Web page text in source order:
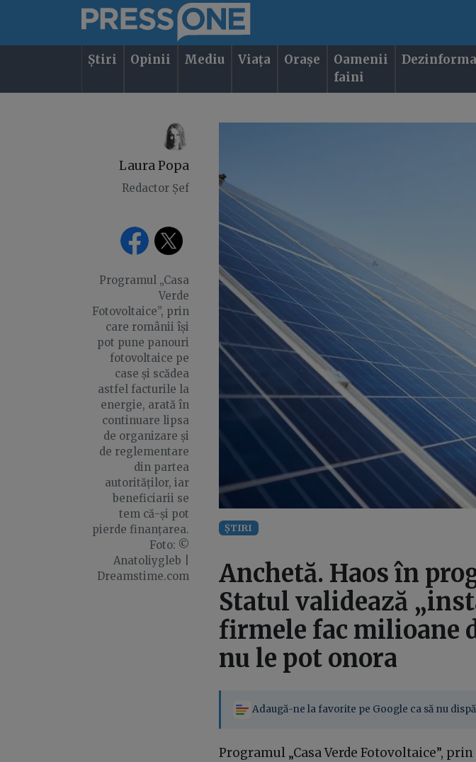
Știri Opinii Mediu Viața Orașe
Oamenii
faini
Laura Popa
Redactor Șef
Programul „Casa
Verde
Fotovoltaice”, prin
care românii își
pot pune panouri
fotovoltaice pe
case și scădea
astfel facturile la
energie, arată în
continuare lipsa
de organizare și
de reglementare
din partea
autorităților, iar
beneficiarii se
tem că-și pot
pierde finanțarea.
Foto: ©
Anatoliygleb |
Dreamstime.com
ȘTIRI
Anchetă. Haos în
Statul validează
firmele fac milioane
nu le pot onora
Adaugă-ne la favorite pe Google ca să nu
Programul „Casa Verde Fotovoltaice”,